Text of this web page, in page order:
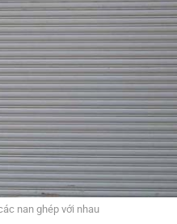
nan ghép với nhau